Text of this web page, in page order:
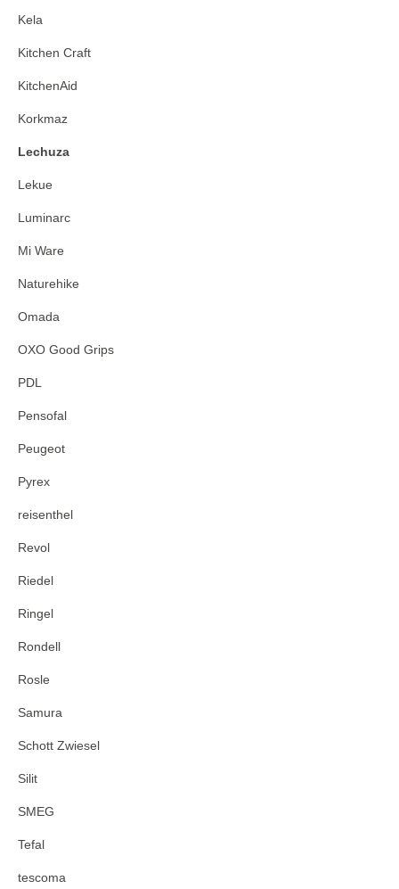
Kela
Kitchen Craft
KitchenAid
Korkmaz
Lechuza
Lekue
Luminarc
Mi Ware
Naturehike
Omada
OXO Good Grips
PDL
Pensofal
Peugeot
Pyrex
reisenthel
Revol
Riedel
Ringel
Rondell
Rosle
Samura
Schott Zwiesel
Silit
SMEG
Tefal
tescoma